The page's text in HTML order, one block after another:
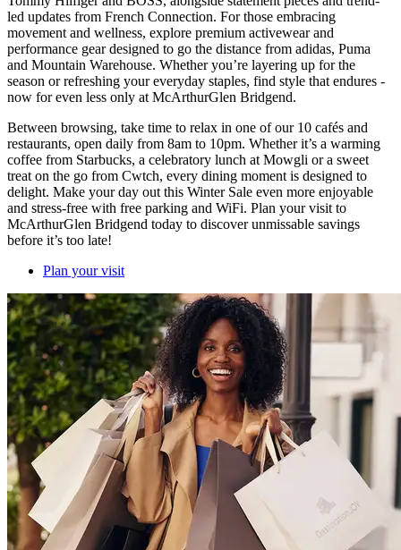
led updates from French Connection. For those embracing
movement and wellness, explore premium activewear and
performance gear designed to go the distance from adidas, Puma
and Mountain Warehouse. Whether you’re layering up for the
season or refreshing your everyday staples, find style that endures -
now for even less only at McArthurGlen Bridgend.
Between browsing, take time to relax in one of our 10 cafés and
restaurants, open daily from 8am to 10pm. Whether it’s a warming
coffee from Starbucks, a celebratory lunch at Mowgli or a sweet
treat on the go from Cwtch, every dining moment is designed to
delight. Make your day out this Winter Sale even more enjoyable
and stress-free with free parking and WiFi. Plan your visit to
McArthurGlen Bridgend today to discover unmissable savings
before it’s too late!
Plan your visit